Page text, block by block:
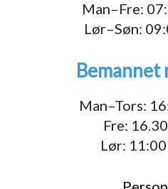
Man–Fre:
Lør–Søn:
Bemannet
Man–Tors:
Fre:
Lør: